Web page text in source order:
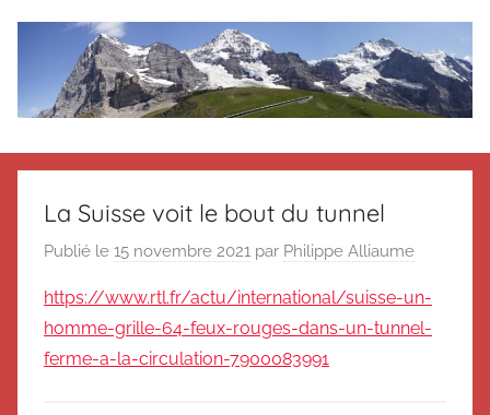
Le
blog
de
Suisse
Magazine
Suisse
Suisse
Magazine
La Suisse voit le bout du tunnel
Publié le 15 novembre 2021 par Philippe Alliaume
https://www.rtl.fr/actu/international/suisse-un-
homme-grille-64-feux-rouges-dans-un-tunnel-
ferme-a-la-circulation-7900083991